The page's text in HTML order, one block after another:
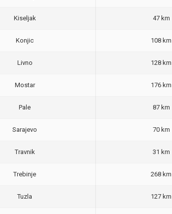
Kiseljak 47 km
Konjic 108 km
Livno 128 km
Mostar 176 km
Pale 87 km
Sarajevo 70 km
Travnik 31 km
Trebinje 268 km
Tuzla 127 km